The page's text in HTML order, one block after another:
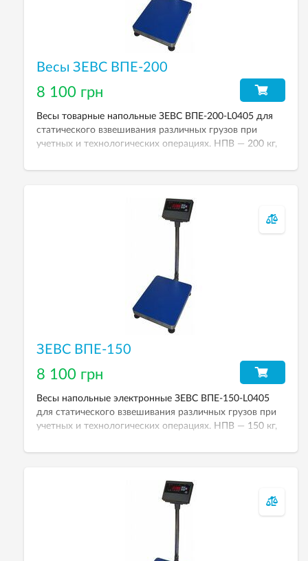
Весы ЗЕВС ВПЕ-200
8 100 грн
Весы товарные напольные ЗЕВС ВПЕ-200-L0405 для
статического взвешивания различных грузов при
учетных и технологических операциях. НПВ — 200 кг,
Размер платформы — 400хк500 мм.
ЗЕВС ВПЕ-150
8 100 грн
Весы напольные электронные ЗЕВС ВПЕ-150-L0405
для статического взвешивания различных грузов при
учетных и технологических операциях. НПВ — 150 кг,
Размер платформы — 400хк500 мм.